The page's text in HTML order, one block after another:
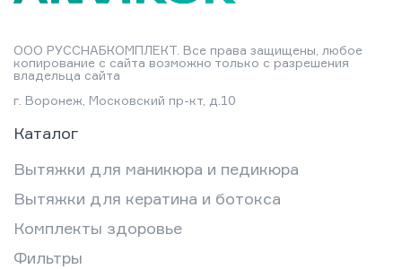
ООО РУССНАБКОМПЛЕКТ. Все права защищены, любое
копирование с сайта возможно только с разрешения
владельца сайта
г. Воронеж, Московский пр-кт, д.10
Каталог
Вытяжки для маникюра и педикюра
Вытяжки для кератина и ботокса
Комплекты здоровье
Фильтры